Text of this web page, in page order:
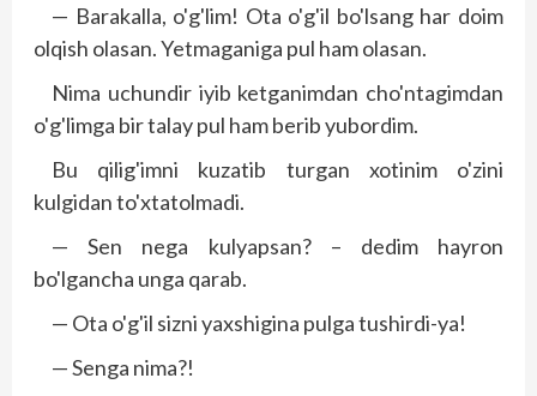
— Barakalla, o'g'lim! Ota o'g'il bo'lsang har doim
olqish olasan. Yetmaganiga pul ham olasan.
Nima uchundir iyib ketganimdan cho'ntagimdan
o'g'limga bir talay pul ham berib yubordim.
Bu qilig'imni kuzatib turgan xotinim o'zini
kulgidan to'xtatolmadi.
— Sen nega kulyapsan? – dedim hayron
bo'lgancha unga qarab.
— Ota o'g'il sizni yaxshigina pulga tushirdi-ya!
— Senga nima?!